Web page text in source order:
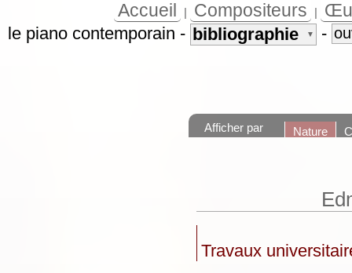
Accueil Compositeurs
Afficher par Nature
Travaux
le piano contemporain - bibliographie ▼ -